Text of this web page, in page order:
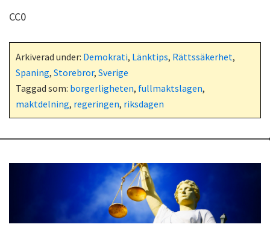
CC0
Arkiverad under: Demokrati, Länktips, Rättssäkerhet,
Spaning, Storebror, Sverige
Taggad som: borgerligheten, fullmaktslagen,
maktdelning, regeringen, riksdagen